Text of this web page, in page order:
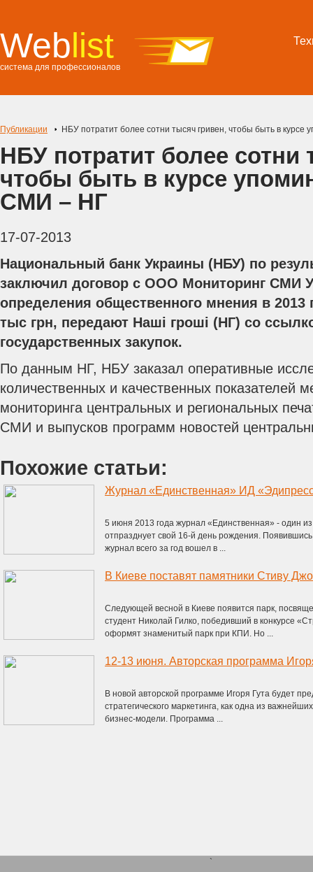
Weblist
система для профессионалов
Публикации НБУ потратит более сотни тысяч гривен, чтобы быть в
НБУ потратит более сотни
чтобы быть в курсе
СМИ – НГ
17-07-2013
Национальный банк Украины (НБУ) по
заключил договор с ООО Мониторинг СМИ
определения общественного мнения в 2013
тыс грн, передают Наші гроші (НГ) со
государственных закупок.
По данным НГ, НБУ заказал оперативные
количественных и качественных показателей
мониторинга центральных и региональных
СМИ и выпусков программ новостей
Похожие статьи:
5 июня 2013 года журнал «Единственная» - один
отпразднует свой 16-й день рождения.
журнал всего за год вошел в ...
В Киеве поставят памятники Стиву
Следующей весной в Киеве появится парк,
студент Николай Гилко, победивший в конкурсе
оформят знаменитый парк при КПИ. Но ...
В новой авторской программе Игоря Гута будет
стратегического маркетинга, как одна из
бизнес-модели. Программа ...
`